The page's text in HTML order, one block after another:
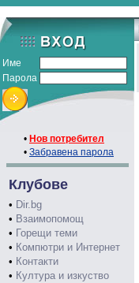
Име
Парола
• Нов потребител
• Забравена парола
Клубове
• Dir.bg
• Взаимопомощ
• Горещи теми
• Компютри и Интернет
• Контакти
• Култура и изкуство